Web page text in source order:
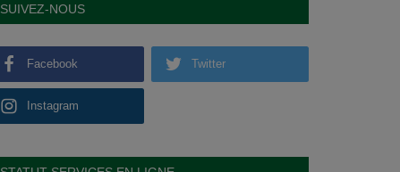
SUIVEZ-NOUS
Facebook Twitter
Instagram